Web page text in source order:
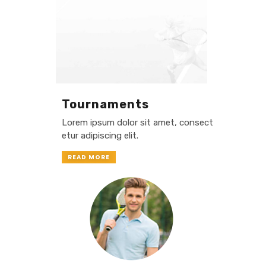
Tournaments
Lorem ipsum dolor sit amet, consect
etur adipiscing elit.
READ MORE